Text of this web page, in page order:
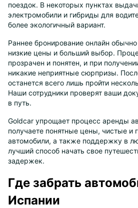
поездок. В некоторых пунктах
электромобили и гибриды для
более экологичный вариант.
Раннее бронирование онлайн
низкие цены и больший выбор.
прозрачен и понятен, и при
никакие неприятные сюрпризы.
останется всего лишь пройти
Наши сотрудники проверят ваши
в путь.
Goldcar упрощает процесс аренды
получаете понятные цены, чистые и
автомобили, а также поддержку в
лучший способ начать свое
задержек.
Где забрать
Испании